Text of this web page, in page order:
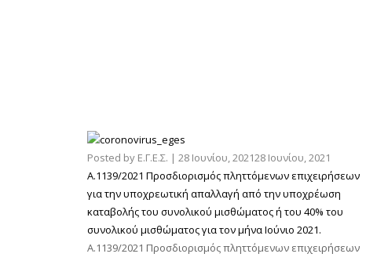
Posted by Ε.Γ.Ε.Σ. | 28 Ιουνίου, 202128 Ιουνίου, 2021
Α.1139/2021 Προσδιορισμός πληττόμενων επιχειρήσεων
για την υποχρεωτική απαλλαγή από την υποχρέωση
καταβολής του συνολικού μισθώματος ή του 40% του
συνολικού μισθώματος για τον μήνα Ιούνιο 2021.
Α.1139/2021 Προσδιορισμός πληττόμενων επιχειρήσεων